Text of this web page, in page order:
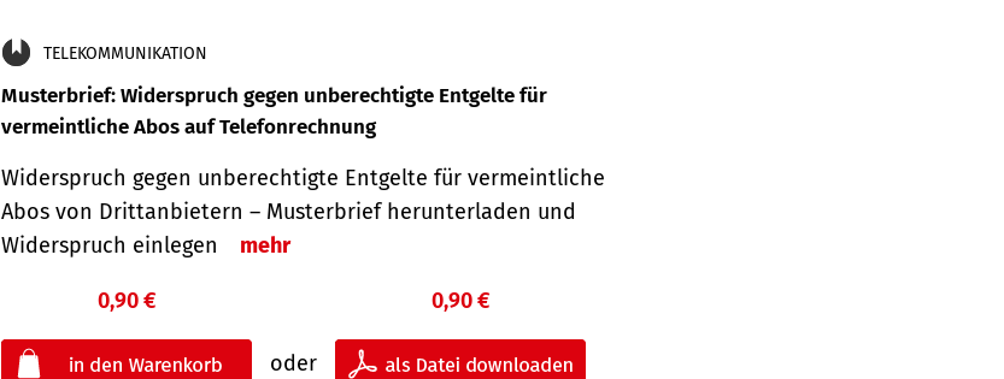
TELEKOMMUNIKATION
Musterbrief: Widerspruch gegen unberechtigte Entgelte für
vermeintliche Abos auf Telefonrechnung
Widerspruch gegen unberechtigte Entgelte für vermeintliche
Abos von Drittanbietern – Musterbrief herunterladen und
Widerspruch einlegen
mehr
0,90 €
oder
0,90 €